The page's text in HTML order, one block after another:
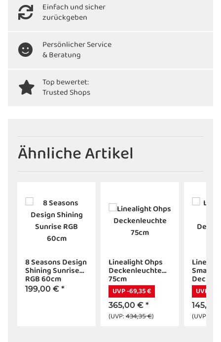
Einfach und sicher
zurückgeben
Persönlicher Service
& Beratung
Top bewertet:
Trusted Shops
Ähnliche Artikel
8 Seasons Design
Shining Sunrise
RGB 60cm
199,00 € *
Linealight Ohps
Deckenleuchte
75cm
UVP -69,35 €
365,00 € *
(UVP:434,35 €)
Smash
38cm
UVP -
(UVP: